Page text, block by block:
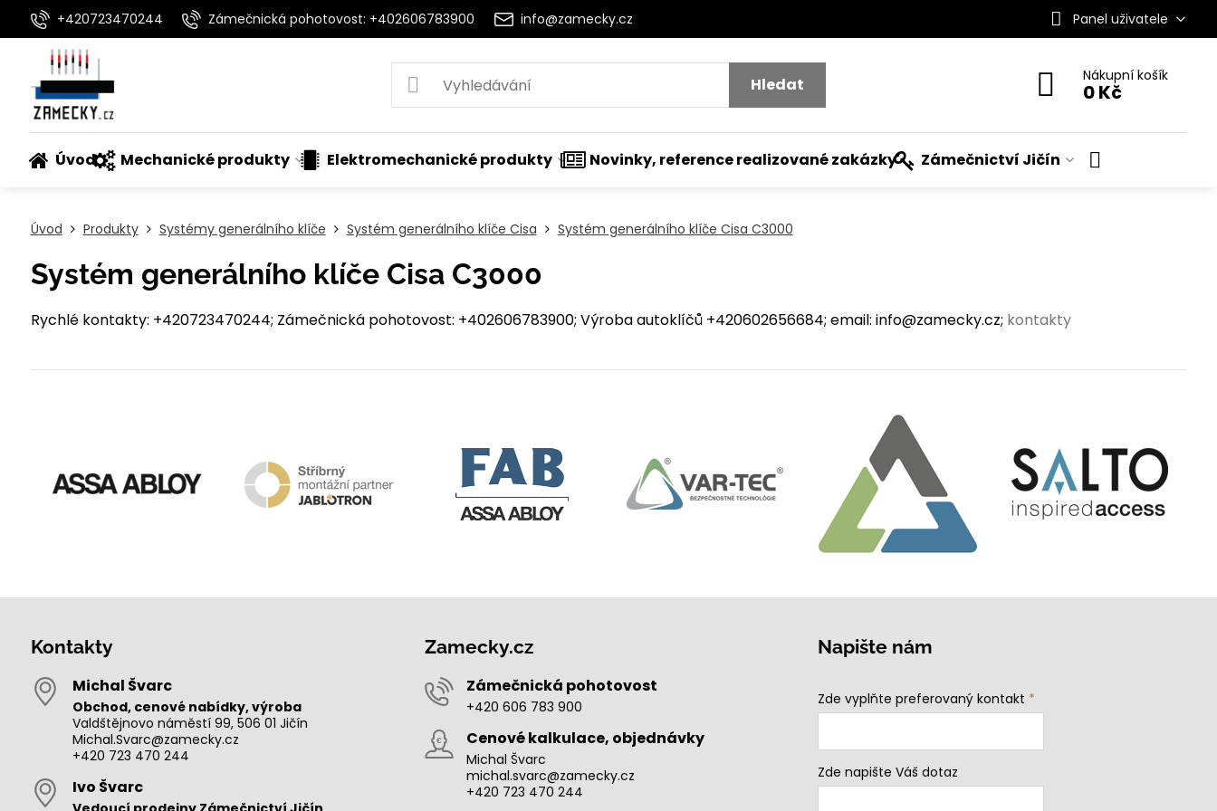
+420723470244 Zámečnická pohotovost: +402606783900 info@zamecky.cz Panel uživatele
Hledat Nákupní košík
0 Kč
Úvod Mechanické produkty Elektromechanické produkty Novinky, reference realizované zakázky Zámečnictví Jičín
Úvod Produkty Systémy generálního klíče Systém generálního klíče Cisa Systém generálního klíče Cisa C3000
Systém generálního klíče Cisa C3000
Rychlé kontakty: +420723470244; Zámečnická pohotovost: +402606783900; Výroba autoklíčů +420602656684; email: info@zamecky.cz; kontakty
Kontakty
Michal Švarc
Obchod, cenové nabídky, výroba
Valdštějnovo náměstí 99, 506 01 Jičín
Michal.Svarc@zamecky.cz
+420 723 470 244
Ivo Švarc
Zamecky.cz
Zámečnická pohotovost
+420 606 783 900
Cenové kalkulace, objednávky
Michal Švarc
michal.svarc@zamecky.cz
+420 723 470 244
Napište nám
Zde vyplňte preferovaný kontakt *
Zde napište Váš dotaz